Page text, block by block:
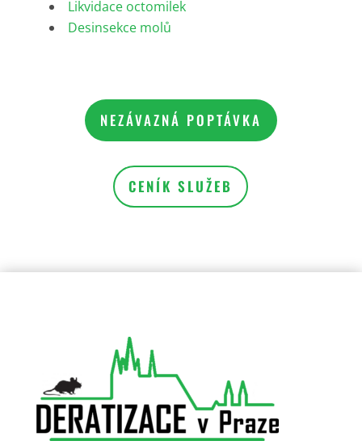
Likvidace octomilek
Desinsekce molů
NEZÁVAZNÁ POPTÁVKA
CENÍK SLUŽEB